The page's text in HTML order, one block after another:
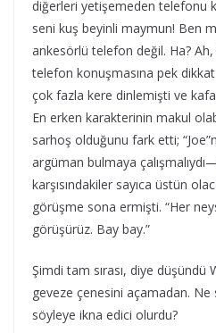
diğerleri yetişemeden telefonu
seni kuş beyinli maymun! Ben
ankesörlü telefon değil. Ha?
telefon konuşmasına pek
çok fazla kere dinlemişti ve
En erken karakterinin makul
sarhoş olduğunu fark etti;
argüman bulmaya
karşısındakiler sayıca üstün
görüşme sona ermişti. “Her
görüşürüz. Bay bay.”
Şimdi tam sırası, diye düşündü
geveze çenesini açamadan. Ne
söyleye ikna edici olurdu?